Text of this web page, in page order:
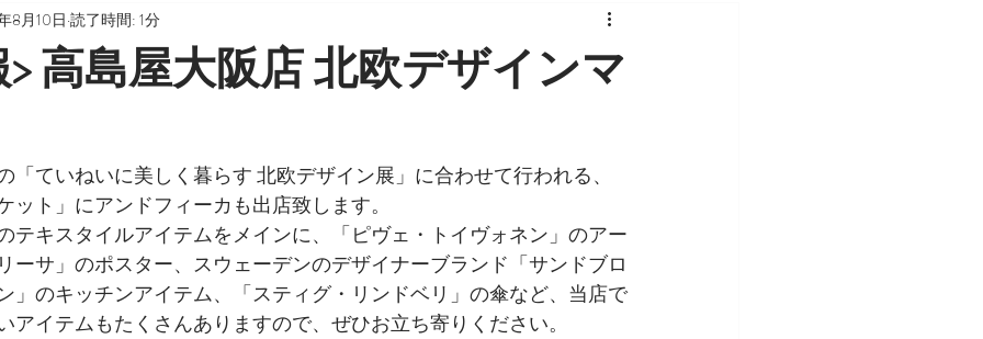
高島屋大阪店 北欧デザインマ
8月10日 読了時間: 1分
「ていねいに美しく暮らす 北欧デザイン展」に合わせて行われる、
ット」にアンドフィーカも出店致します。
テキスタイルアイテムをメインに、「ピヴェ・トイヴォネン」のアー
ーサ」のポスター、スウェーデンのデザイナーブランド「サンドブロ
」のキッチンアイテム、「スティグ・リンドベリ」の傘など、当店で
アイテムもたくさんありますので、ぜひお立ち寄りください。